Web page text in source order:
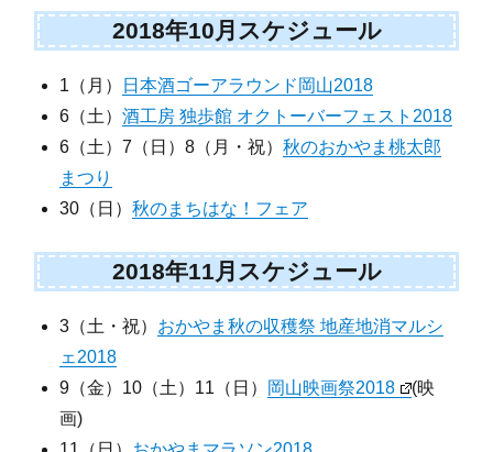
2018年10月スケジュール
1（月）
日本酒ゴーアラウンド岡山2018
6（土）酒工房 独歩館 オクトーバーフェスト2018
6（土）7（日）8（月・祝）秋のおかやま桃太郎
まつり
30（日）秋のまちはな！フェア
2018年11月スケジュール
3（土・祝） おかやま秋の収穫祭 地産地消マルシ
ェ2018
9（金）10（土）11（日） 岡山映画祭2018
(映
画)